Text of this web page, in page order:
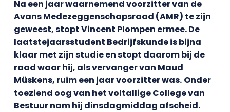
Na een jaar waarnemend voorzitter van de
Avans Medezeggenschapsraad (AMR) te zijn
geweest, stopt Vincent Plompen ermee. De
laatstejaarsstudent Bedrijfskunde is bijna
klaar met zijn studie en stopt daarom bij de
raad waar hij, als vervanger van Maud
Müskens, ruim een jaar voorzitter was. Onder
toeziend oog van het voltallige College van
Bestuur nam hij dinsdagmiddag afscheid.